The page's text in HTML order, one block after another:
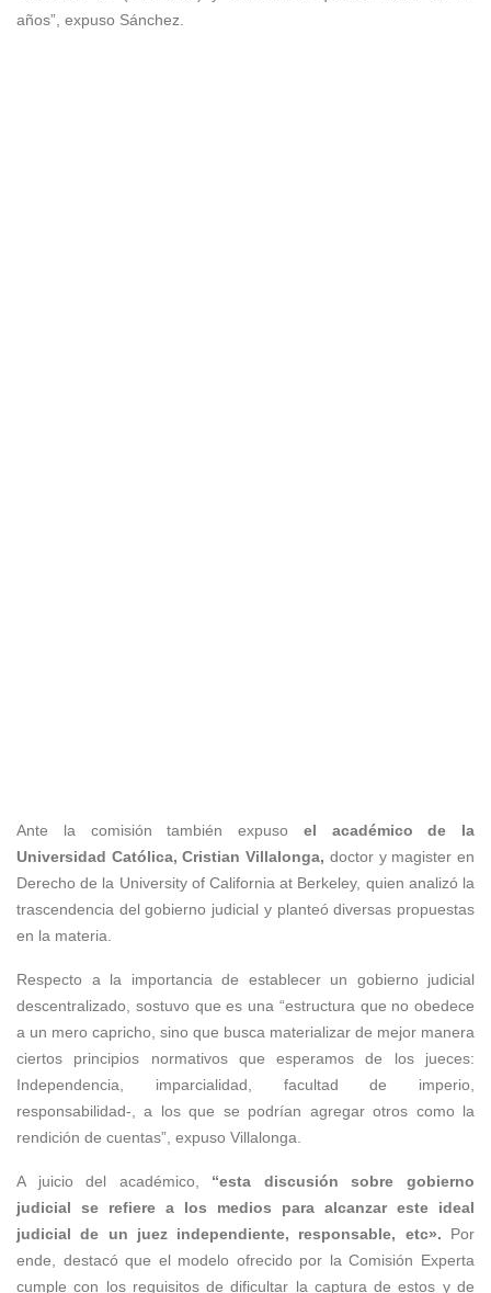
años”, expuso Sánchez.
Ante la comisión también expuso el académico de la
Universidad Católica, Cristian Villalonga, doctor y magister en
Derecho de la University of California at Berkeley, quien analizó la
trascendencia del gobierno judicial y planteó diversas propuestas
en la materia.
Respecto a la importancia de establecer un gobierno judicial
descentralizado, sostuvo que es una “estructura que no obedece
a un mero capricho, sino que busca materializar de mejor manera
ciertos principios normativos que esperamos de los jueces:
Independencia, imparcialidad, facultad de imperio,
responsabilidad-, a los que se podrían agregar otros como la
rendición de cuentas”, expuso Villalonga.
A juicio del académico, “esta discusión sobre gobierno
judicial se refiere a los medios para alcanzar este ideal
judicial de un juez independiente, responsable, etc». Por
ende, destacó que el modelo ofrecido por la Comisión Experta
cumple con los requisitos de dificultar la captura de estos y de